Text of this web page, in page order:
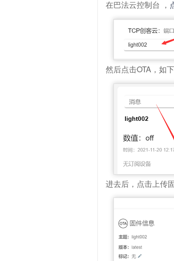
在巴法云控制台 ，
然后点击OTA，如
进去后，点击上传